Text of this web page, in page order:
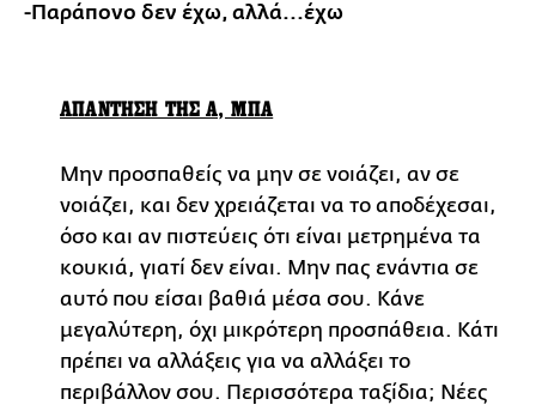
-Παράπονο δεν έχω, αλλά...έχω
ΑΠΑΝΤΗΣΗ ΤΗΣ Α, ΜΠΑ
Μην προσπαθείς να μην σε νοιάζει, αν σε
νοιάζει, και δεν χρειάζεται να το αποδέχεσαι,
όσο και αν πιστεύεις ότι είναι μετρημένα τα
κουκιά, γιατί δεν είναι. Μην πας ενάντια σε
αυτό που είσαι βαθιά μέσα σου. Κάνε
μεγαλύτερη, όχι μικρότερη προσπάθεια. Κάτι
πρέπει να αλλάξεις για να αλλάξει το
περιβάλλον σου. Περισσότερα ταξίδια; Νέες